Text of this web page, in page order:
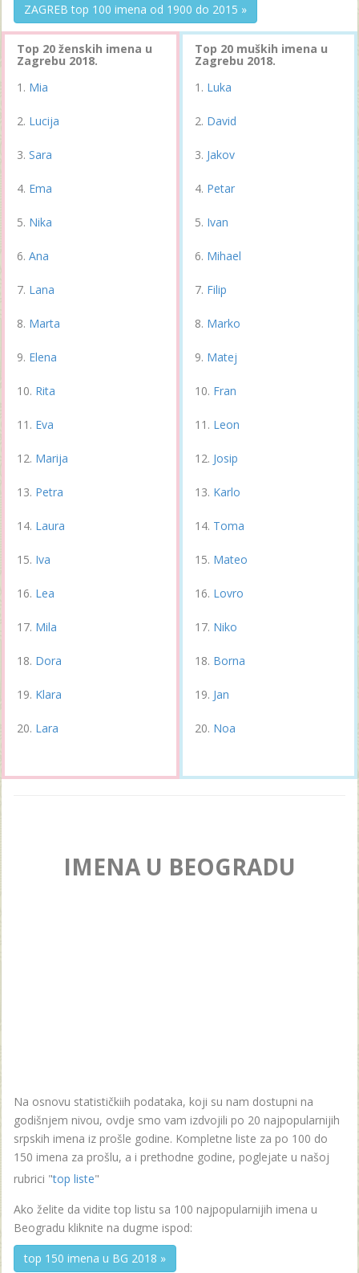
ZAGREB top 100 imena od 1900 do 2015 »
Top 20 ženskih imena u
Zagrebu 2018.
Mia
Lucija
Sara
Ema
Nika
Ana
Lana
Marta
Elena
Rita
Eva
Marija
Petra
Laura
Iva
Lea
Mila
Dora
Klara
Lara
Top 20 muških imena u
Zagrebu 2018.
Luka
David
Jakov
Petar
Ivan
Mihael
Filip
Marko
Matej
Fran
Leon
Josip
Karlo
Toma
Mateo
Lovro
Niko
Borna
Jan
Noa
IMENA U BEOGRADU
Na osnovu statističkiih podataka, koji su nam dostupni na
godišnjem nivou, ovdje smo vam izdvojili po 20 najpopularnijih
srpskih imena iz prošle godine. Kompletne liste za po 100 do
150 imena za prošlu, a i prethodne godine, poglejate u našoj
rubrici "top liste"
Ako želite da vidite top listu sa 100 najpopularnijih imena u
Beogradu kliknite na dugme ispod:
top 150 imena u BG 2018 »